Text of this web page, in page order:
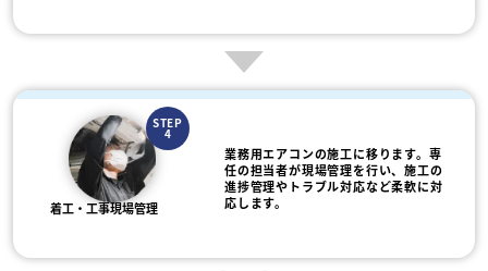
STEP
4
着工・工事現場管理
業務用エアコンの施工に移ります。専
任の担当者が現場管理を行い、施工の
進捗管理やトラブル対応など柔軟に対
応します。